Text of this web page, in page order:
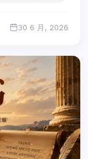
30 6 月, 2026